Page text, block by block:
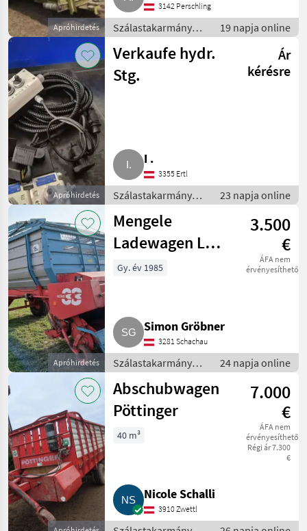
Apróhirdetés
3142 Perschling
Szálastakarmány
betakarítók /
Rendfelszedő
pótkocsi
19 napja online
Apróhirdetés
Verkaufe hydr.
Stg.
Ár
kérésre
I .
3355 Ertl
Szálastakarmány
betakarítók /
Rendfelszedő
pótkocsi
23 napja online
Apróhirdetés
Mengele
Ladewagen LW
310
3.500
€
ÁFA nem
érvényesíthető
Gy. év 1985
Simon Gröbner
3281 Schachau
Szálastakarmány
betakarítók /
Rendfelszedő
pótkocsi
24 napja online
Abschubwagen
Pöttinger
7.000
€
ÁFA nem
érvényesíthető
Régi ár 7.300
€
40 m³
Nicole Schalli
3910 Zwettl